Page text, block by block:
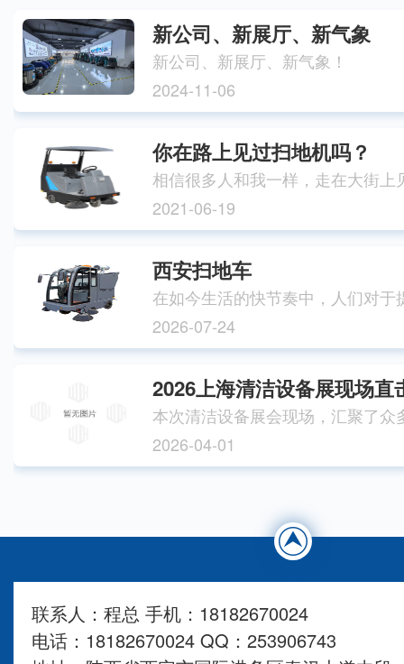
新公司、新展厅、新气象
新公司、新展厅、新气象！
2024-11-06
你在路上见过扫地机吗？
2021-06-19
西安扫地车
2026-07-24
2026-04-01
联系人：程总 手机：18182670024
电话：18182670024 QQ：253906743